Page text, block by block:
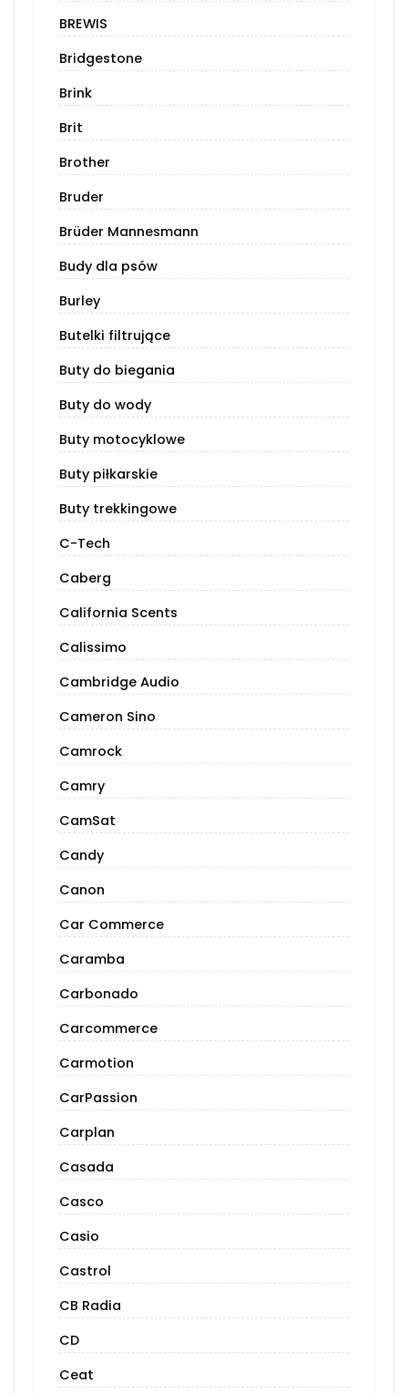
BREWIS
Bridgestone
Brink
Brit
Brother
Bruder
Brüder Mannesmann
Budy dla psów
Burley
Butelki filtrujące
Buty do biegania
Buty do wody
Buty motocyklowe
Buty piłkarskie
Buty trekkingowe
C-Tech
Caberg
California Scents
Calissimo
Cambridge Audio
Cameron Sino
Camrock
Camry
CamSat
Candy
Canon
Car Commerce
Caramba
Carbonado
Carcommerce
Carmotion
CarPassion
Carplan
Casada
Casco
Casio
Castrol
CB Radia
CD
Ceat